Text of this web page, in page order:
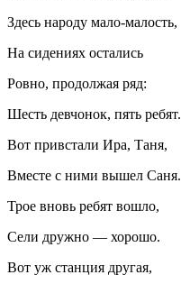
Здесь народу мало-малость,
На сидениях остались
Ровно, продолжая ряд:
Шесть девчонок, пять ребят.
Вот привстали Ира, Таня,
Вместе с ними вышел Саня.
Трое вновь ребят вошло,
Сели дружно — хорошо.
Вот уж станция другая,